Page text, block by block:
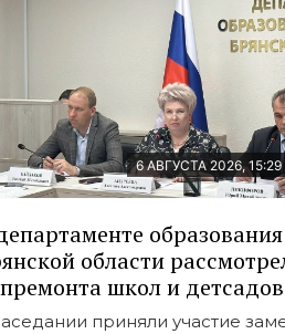
6 АВГУСТА 2026, 15:29
области
школ и детсадов
приняли участие